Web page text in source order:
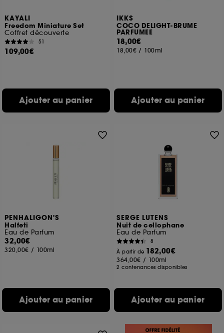
KAYALI
Freedom Miniature Set
Coffret découverte
51
109,00€
Ajouter au panier
IKKS
COCO DELIGHT-BRUME
PARFUMEE
18,00€
18,00€ / 100ml
Ajouter au panier
PENHALIGON'S
Halfeti
Eau de Parfum
32,00€
320,00€ / 100ml
Ajouter au panier
SERGE LUTENS
Nuit de cellophane
Eau de Parfum
8
À partir de 182,00€
364,00€ / 100ml
2 contenances disponibles
Ajouter au panier